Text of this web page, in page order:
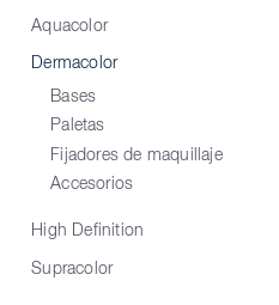
Aquacolor
Dermacolor
Bases
Paletas
Fijadores de maquillaje
Accesorios
High Definition
Supracolor